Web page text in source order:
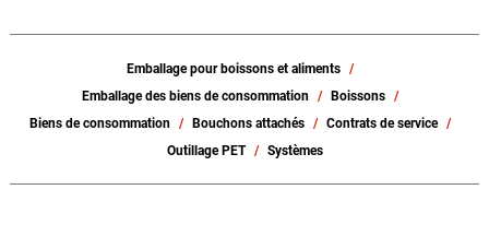
Emballage pour boissons et aliments
Emballage des biens de consommation
Boissons
Biens de consommation
Bouchons attachés
Contrats de service
Outillage PET
Systèmes